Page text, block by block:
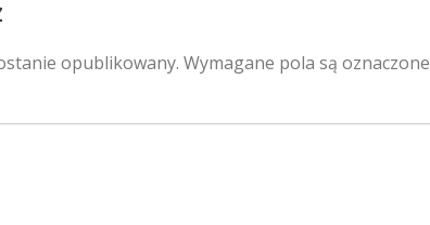
opublikowany. Wymagane pola są oznaczone